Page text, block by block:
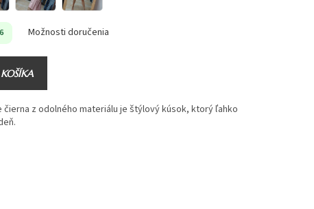
Možnosti doručenia
čierna z odolného materiálu je štýlový kúsok, ktorý ľahko